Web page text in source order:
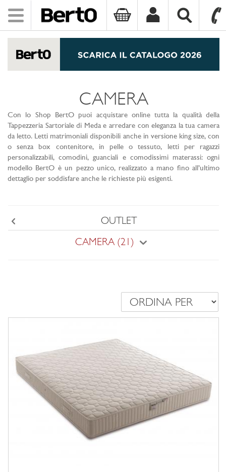
Toggle
navigation
CAMERA
Con lo Shop BertO puoi acquistare online tutta la qualità della
Tappezzeria Sartoriale di Meda e arredare con eleganza la tua camera
da letto. Letti matrimoniali disponibili anche in versione king size, con
o senza box contenitore, in pelle o tessuto, letti per ragazzi
personalizzabili, comodini, guanciali e comodissimi materassi: ogni
modello BertO è un pezzo unico, realizzato a mano fino all’ultimo
dettaglio per soddisfare anche le richieste più esigenti.
OUTLET
CAMERA (21)